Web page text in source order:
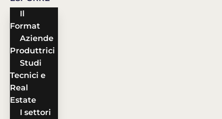
Il
Format
Aziende
Produttrici
Studi
Tecnici e
Real
Estate
I settori